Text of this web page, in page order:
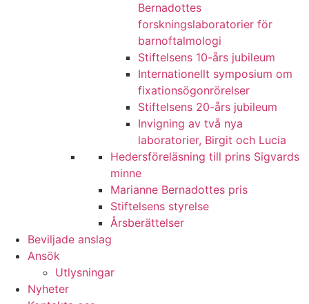
Bernadottes
forskningslaboratorier för
barnoftalmologi
Stiftelsens 10-års jubileum
Internationellt symposium om
fixationsögonrörelser
Stiftelsens 20-års jubileum
Invigning av två nya
laboratorier, Birgit och Lucia
Hedersföreläsning till prins Sigvards
minne
Marianne Bernadottes pris
Stiftelsens styrelse
Årsberättelser
Beviljade anslag
Ansök
Utlysningar
Nyheter